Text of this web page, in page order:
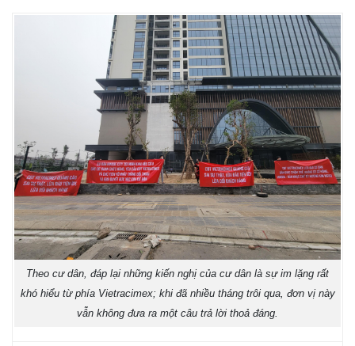
Theo cư dân, đáp lại những kiến nghị của cư dân là sự im lặng rất
khó hiểu từ phía Vietracimex; khi đã nhiều tháng trôi qua, đơn vị này
vẫn không đưa ra một câu trả lời thoả đáng.